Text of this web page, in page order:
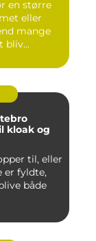
en større
eller
mange
bliv...
kloak og
til, eller
er fyldte,
både